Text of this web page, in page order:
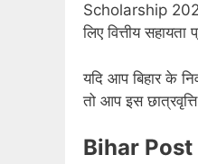
Scholarship 2026
लिए वित्तीय
यदि आप बिहार के
तो आप इस
Bihar